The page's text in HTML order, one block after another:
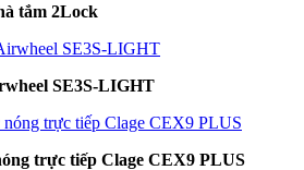
tắm 2Lock
SE3S-LIGHT
trực tiếp Clage CEX9 PLUS